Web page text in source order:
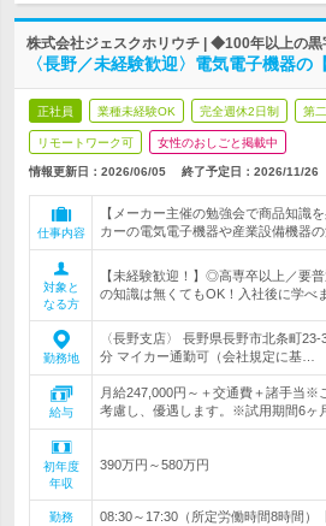
株式会社ジェスクホリウチ | ◆100年以上の黒
〈長野／未経験歓迎〉電気電子機器の
正社員 業種未経験OK 完全週休2日制 第
リモートワーク可 女性のおしごと掲載中
情報更新日：2026/06/05 終了予定日： 2026/11/26
仕事内容
【メーカー主催の勉強会で商品知識
カーの電気電子機器や産業設備機器の
対象と
なる方
【未経験歓迎！】◎高専卒以上／要
の知識は無くてもOK！入社後に学べ
勤務地
〈長野支店〉 長野県長野市北条町
分 マイカー通勤可（会社規定に基…
給与
月給247,000円～＋交通費＋諸手当※
考慮し、優遇します。※試用期間6ヶ
初年度
年収
390万円～580万円
勤務
08:30～17:30（所定労働時間8時間）